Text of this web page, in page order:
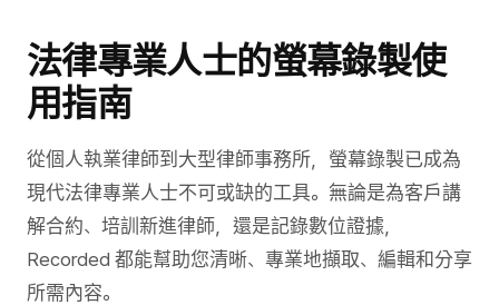
法律專業人士的螢幕錄製使
用指南
從個人執業律師到大型律師事務所，螢幕錄製已成為
現代法律專業人士不可或缺的工具。無論是為客戶講
解合約、培訓新進律師，還是記錄數位證據，
Recorded 都能幫助您清晰、專業地擷取、編輯和分享
所需內容。